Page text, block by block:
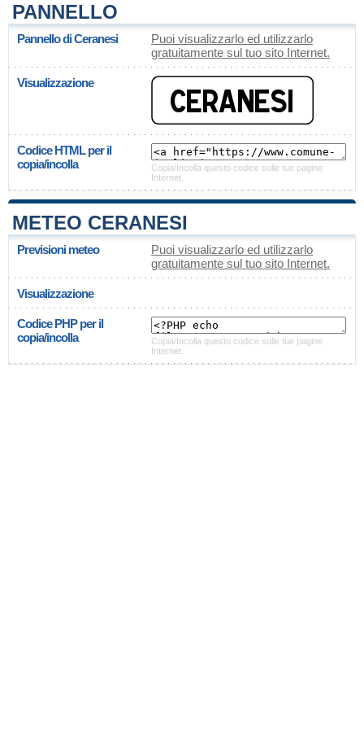
PANNELLO
Pannello di Ceranesi
Puoi visualizzarlo ed utilizzarlo
gratuitamente sul tuo sito Internet.
Visualizzazione
Codice HTML per il
copia/incolla
Copia/Incolla questo codice sulle tue pagine
Internet.
METEO CERANESI
Previsioni meteo
Puoi visualizzarlo ed utilizzarlo
gratuitamente sul tuo sito Internet.
Visualizzazione
Codice PHP per il
copia/incolla
Copia/Incolla questo codice sulle tue pagine
Internet.